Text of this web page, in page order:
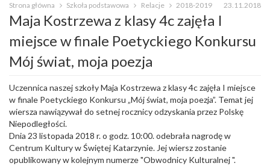
23.11.2018
Strona główna Szkoła podstawowa Relacje 2018-2019
Maja Kostrzewa z klasy 4c zajęła I
miejsce w finale Poetyckiego Konkursu
Mój świat, moja poezja
Uczennica naszej szkoły Maja Kostrzewa z klasy 4c zajęła I miejsce
w finale Poetyckiego Konkursu „Mój świat, moja poezja”. Temat jej
wiersza nawiązywał do setnej rocznicy odzyskania przez Polskę
Niepodległości.
Dnia 23 listopada 2018 r. o godz. 10:00. odebrała nagrodę w
Centrum Kultury w Świętej Katarzynie. Jej wiersz zostanie
opublikowany w kolejnym numerze "Obwodnicy Kulturalnej ".